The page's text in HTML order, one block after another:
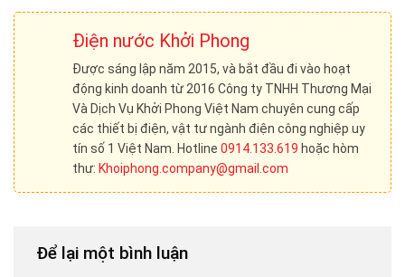
Điện nước Khởi Phong
Được sáng lập năm 2015, và bắt đầu đi vào hoạt
động kinh doanh từ 2016 Công ty TNHH Thương Mại
Và Dịch Vụ Khởi Phong Việt Nam chuyên cung cấp
các thiết bị điện, vật tư ngành điện công nghiệp uy
tín số 1 Việt Nam. Hotline 0914.133.619 hoặc hòm
thư: Khoiphong.company@gmail.com
Để lại một bình luận